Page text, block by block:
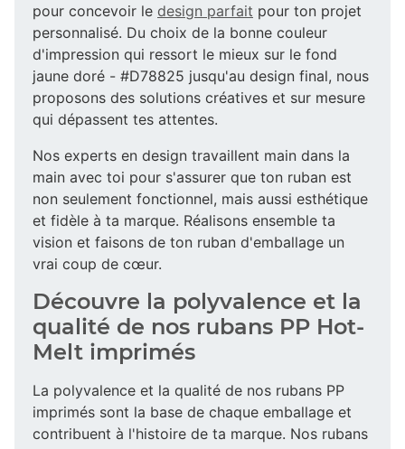
pour concevoir le design parfait pour ton projet
personnalisé. Du choix de la bonne couleur
d'impression qui ressort le mieux sur le fond
jaune doré - #D78825 jusqu'au design final, nous
proposons des solutions créatives et sur mesure
qui dépassent tes attentes.
Nos experts en design travaillent main dans la
main avec toi pour s'assurer que ton ruban est
non seulement fonctionnel, mais aussi esthétique
et fidèle à ta marque. Réalisons ensemble ta
vision et faisons de ton ruban d'emballage un
vrai coup de cœur.
Découvre la polyvalence et la
qualité de nos rubans PP Hot-
Melt imprimés
La polyvalence et la qualité de nos rubans PP
imprimés sont la base de chaque emballage et
contribuent à l'histoire de ta marque. Nos rubans